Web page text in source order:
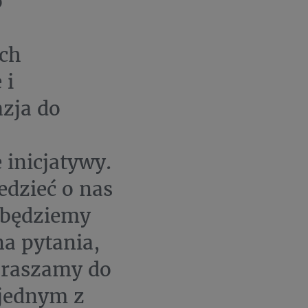
i
do
inicjatywy.
o nas
pytania,
do
z